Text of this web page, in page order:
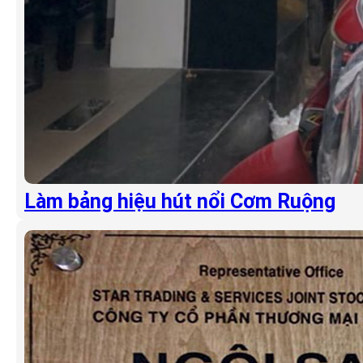
Làm bảng hiệu hút nổi Cơm Ruộng